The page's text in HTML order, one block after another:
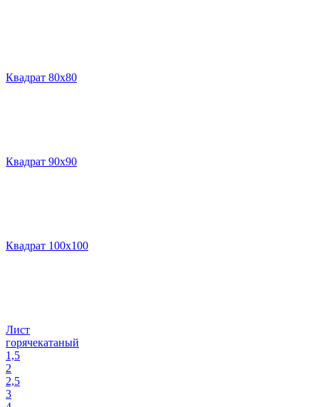
Квадрат 80х80
Квадрат 90х90
Квадрат 100х100
Лист
горячекатаный
1,5
2
2,5
3